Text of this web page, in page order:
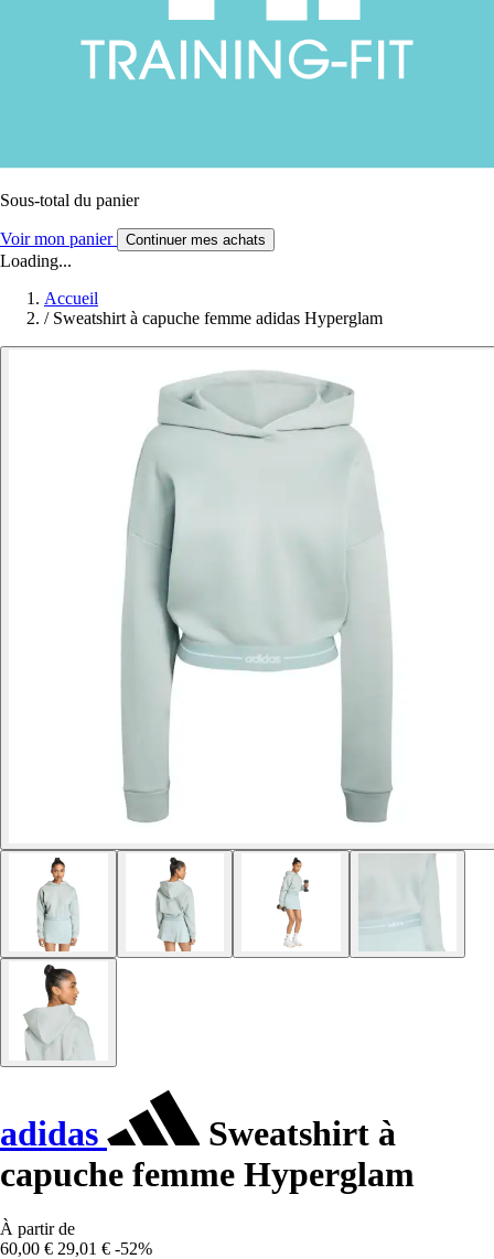
Sous-total du panier
Voir mon panier Continuer mes achats
Loading...
Accueil
/ Sweatshirt à capuche femme adidas Hyperglam
adidas
Sweatshirt à
capuche femme Hyperglam
À partir de
60,00 € 29,01 € -52%